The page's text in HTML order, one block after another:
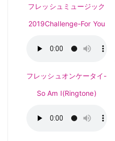
フレッシュミュージック
2019Challenge-For You
フレッシュオンケータイ-
So Am I(Ringtone)